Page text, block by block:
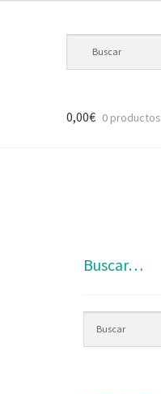
0,00€ 0 productos
Buscar…